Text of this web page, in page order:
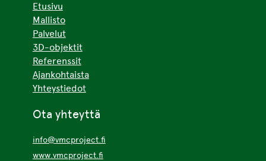
Etusivu
Mallisto
Palvelut
3D-objektit
Referenssit
Ajankohtaista
Yhteystiedot
Ota yhteyttä
info@vmcproject.fi
www.vmcproject.fi